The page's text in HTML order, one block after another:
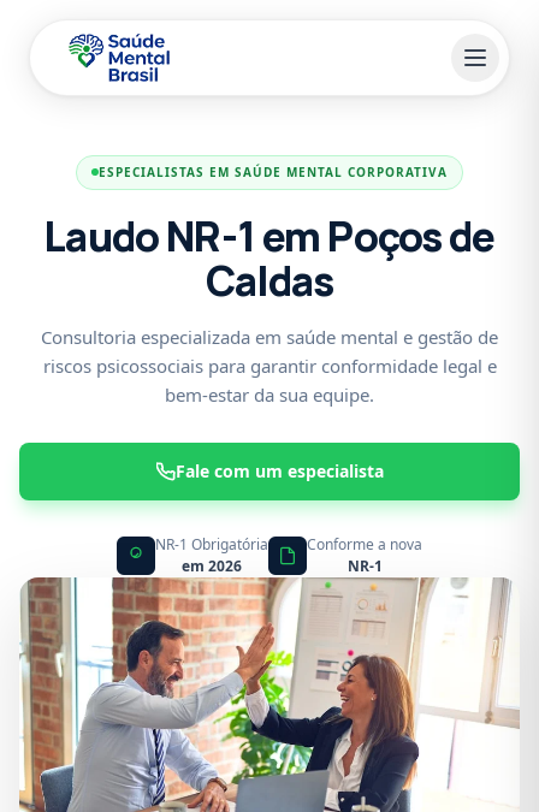
ESPECIALISTAS EM SAÚDE MENTAL CORPORATIVA
Laudo NR-1 em Poços de
Caldas
Consultoria especializada em saúde mental e gestão de
riscos psicossociais para garantir conformidade legal e
bem-estar da sua equipe.
Fale com um especialista
NR-1 Obrigatória
em 2026
Conforme a nova
NR-1